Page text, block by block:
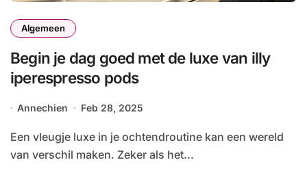
Algemeen
Begin je dag goed met de luxe van illy
iperespresso pods
Annechien Feb 28, 2025
Een vleugje luxe in je ochtendroutine kan een wereld
van verschil maken. Zeker als het...